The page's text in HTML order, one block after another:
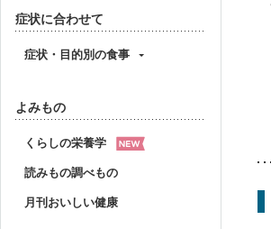
症状に合わせて
症状・目的別の食事
よみもの
くらしの栄養学
読みもの調べもの
月刊おいしい健康